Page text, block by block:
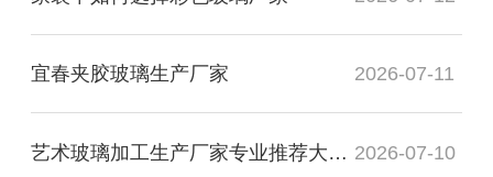
宜春夹胶玻璃生产厂家 2026-07-11
艺术玻璃加工生产厂家专业推荐大专毕业 2026-07-10